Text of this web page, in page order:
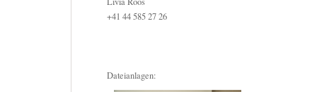
+41 44 585 27 26
Dateianlagen: